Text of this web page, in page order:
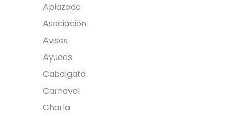
Aplazado
Asociación
Avisos
Ayudas
Cabalgata
Carnaval
Charla